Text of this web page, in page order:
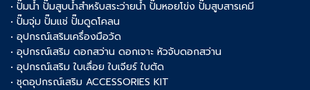
• ปั๊มน้ำ ปั๊มสูบน้ำสำหรับสระว่ายน้ำ ปั๊มหอยโข่ง ปั๊มสูบสารเคมี
• ปั๊มจุ่ม ปั๊มแช่ ปั๊มดูดโคลน
• อุปกรณ์เสริมเครื่องมือวัด
• อุปกรณ์เสริม ดอกสว่าน ดอกเจาะ หัวจับดอกสว่าน
• อุปกรณ์เสริม ใบเลื่อย ใบเจียร์ ใบตัด
• ชุดอุปกรณ์เสริม ACCESSORIES KIT